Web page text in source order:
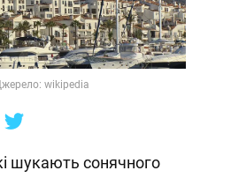
wikipedia
шукають сонячного